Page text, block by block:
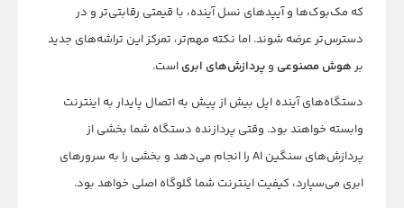
که مک‌بوک‌ها و آیپدهای نسل آینده، با قیمتی رقابتی‌تر و در
دسترس‌تر عرضه شوند. اما نکته مهم‌تر، تمرکز این تراشه‌های جدید
بر هوش مصنوعی و پردازش‌های ابری است.
دستگاه‌های آینده اپل بیش از پیش به اتصال پایدار به اینترنت
وابسته خواهند بود. وقتی پردازنده دستگاه شما بخشی از
پردازش‌های سنگین AI را انجام می‌دهد و بخشی را به سرورهای
ابری می‌سپارد، کیفیت اینترنت شما گلوگاه اصلی خواهد بود.